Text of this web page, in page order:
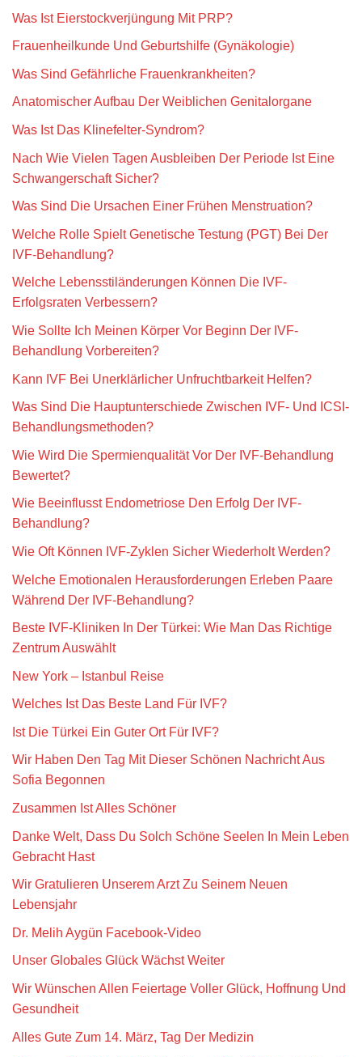
Was Ist Eierstockverjüngung Mit PRP?
Frauenheilkunde Und Geburtshilfe (Gynäkologie)
Was Sind Gefährliche Frauenkrankheiten?
Anatomischer Aufbau Der Weiblichen Genitalorgane
Was Ist Das Klinefelter-Syndrom?
Nach Wie Vielen Tagen Ausbleiben Der Periode Ist Eine
Schwangerschaft Sicher?
Was Sind Die Ursachen Einer Frühen Menstruation?
Welche Rolle Spielt Genetische Testung (PGT) Bei Der
IVF-Behandlung?
Welche Lebensstiländerungen Können Die IVF-
Erfolgsraten Verbessern?
Wie Sollte Ich Meinen Körper Vor Beginn Der IVF-
Behandlung Vorbereiten?
Kann IVF Bei Unerklärlicher Unfruchtbarkeit Helfen?
Was Sind Die Hauptunterschiede Zwischen IVF- Und ICSI-
Behandlungsmethoden?
Wie Wird Die Spermienqualität Vor Der IVF-Behandlung
Bewertet?
Wie Beeinflusst Endometriose Den Erfolg Der IVF-
Behandlung?
Wie Oft Können IVF-Zyklen Sicher Wiederholt Werden?
Welche Emotionalen Herausforderungen Erleben Paare
Während Der IVF-Behandlung?
Beste IVF-Kliniken In Der Türkei: Wie Man Das Richtige
Zentrum Auswählt
New York – Istanbul Reise
Welches Ist Das Beste Land Für IVF?
Ist Die Türkei Ein Guter Ort Für IVF?
Wir Haben Den Tag Mit Dieser Schönen Nachricht Aus
Sofia Begonnen
Zusammen Ist Alles Schöner
Danke Welt, Dass Du Solch Schöne Seelen In Mein Leben
Gebracht Hast
Wir Gratulieren Unserem Arzt Zu Seinem Neuen
Lebensjahr
Dr. Melih Aygün Facebook-Video
Unser Globales Glück Wächst Weiter
Wir Wünschen Allen Feiertage Voller Glück, Hoffnung Und
Gesundheit
Alles Gute Zum 14. März, Tag Der Medizin